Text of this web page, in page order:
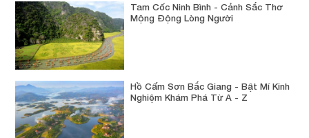
Tam Cốc Ninh Bình - Cảnh Sắc Thơ
Mộng Động Lòng Người
Hồ Cấm Sơn Bắc Giang - Bật Mí Kinh
Nghiệm Khám Phá Từ A - Z